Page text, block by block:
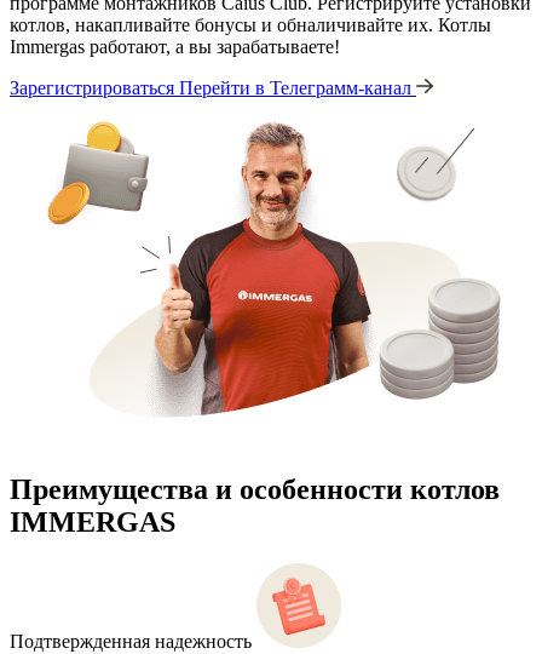
котлов, накапливайте бонусы и обналичивайте их. Котлы
Immergas работают, а вы зарабатываете!
Зарегистрироваться Перейти в Телеграмм-канал
Преимущества и особенности котлов
IMMERGAS
Подтвержденная надежность